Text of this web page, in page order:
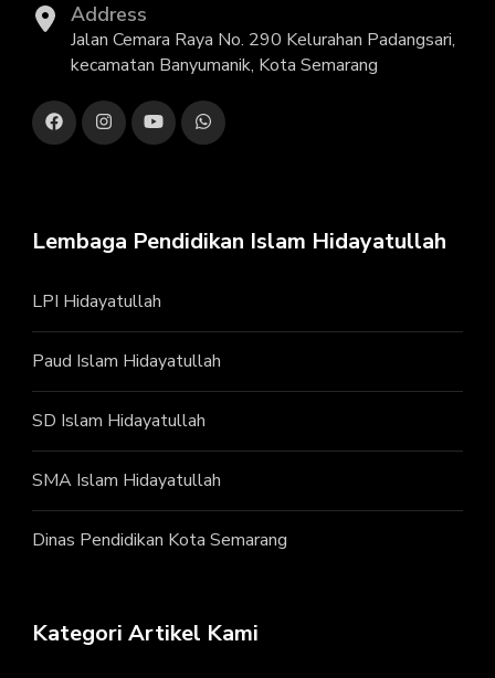
Address
Jalan Cemara Raya No. 290 Kelurahan Padangsari,
kecamatan Banyumanik, Kota Semarang
Lembaga Pendidikan Islam Hidayatullah
LPI Hidayatullah
Paud Islam Hidayatullah
SD Islam Hidayatullah
SMA Islam Hidayatullah
Dinas Pendidikan Kota Semarang
Kategori Artikel Kami